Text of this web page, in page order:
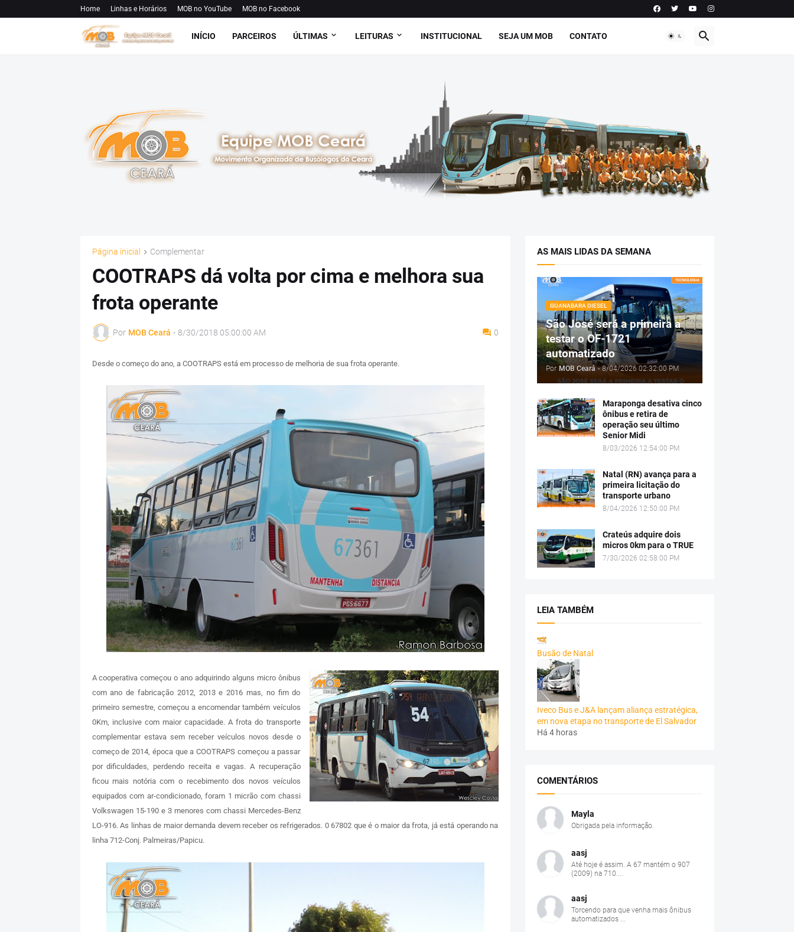
Home Linhas e Horários MOB no YouTube MOB no Facebook
INÍCIO PARCEIROS ÚLTIMAS LEITURAS INSTITUCIONAL SEJA UM MOB CONTATO
Página inicial Complementar
COOTRAPS dá volta por cima e melhora sua
frota operante
Por MOB Ceará - 8/30/2018 05:00:00 AM 0
Desde o começo do ano, a COOTRAPS está em processo de melhoria de sua frota operante.
A cooperativa começou o ano adquirindo alguns micro ônibus
com ano de fabricação 2012, 2013 e 2016 mas, no fim do
primeiro semestre, começou a encomendar também veículos
0Km, inclusive com maior capacidade. A frota do transporte
complementar estava sem receber veículos novos desde o
começo de 2014, época que a COOTRAPS começou a passar
por dificuldades, perdendo receita e vagas. A recuperação
ficou mais notória com o recebimento dos novos veículos
equipados com ar-condicionado, foram 1 micrão com chassi
Volkswagen 15-190 e 3 menores com chassi Mercedes-Benz
LO-916. As linhas de maior demanda devem receber os refrigerados. 0 67802 que é o maior da frota, já está operando na
linha 712-Conj. Palmeiras/Papicu.
AS MAIS LIDAS DA SEMANA
GUANABARA DIESEL
São José será a primeira a
testar o OF-1721
automatizado
Por MOB Ceará - 8/04/2026 02:32:00 PM
Maraponga desativa cinco
ônibus e retira de
operação seu último
Senior Midi
8/03/2026 12:54:00 PM
Natal (RN) avança para a
primeira licitação do
transporte urbano
8/04/2026 12:50:00 PM
Crateús adquire dois
micros 0km para o TRUE
7/30/2026 02:58:00 PM
LEIA TAMBÉM
Busão de Natal
Iveco Bus e J&A lançam aliança estratégica,
em nova etapa no transporte de El Salvador
Há 4 horas
COMENTÁRIOS
Mayla
Obrigada pela informação.
aasj
Até hoje é assim. A 67 mantém o 907
(2009) na 710....
aasj
Torcendo para que venha mais ônibus
automatizados ...